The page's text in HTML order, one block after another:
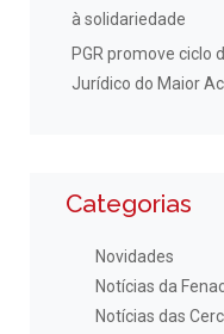
à solidariedade
PGR promove ciclo
Jurídico do Maior
Categorias
Novidades
Notícias da
Notícias das